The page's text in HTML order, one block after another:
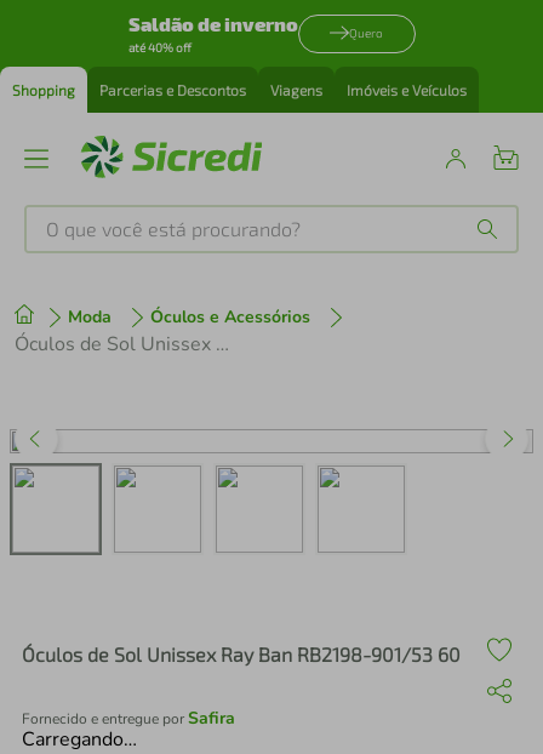
Saldão de inverno
até 40% off
Quero
Shopping Parcerias e Descontos Viagens Imóveis e Veículos
O que você está procurando?
Moda Óculos e Acessórios
Óculos de Sol Unissex Ray Ban RB2198-901/53 60
Óculos de Sol Unissex Ray Ban RB2198-901/53 60
Fornecido e entregue porSafira
Carregando…
1º tenis
perfume